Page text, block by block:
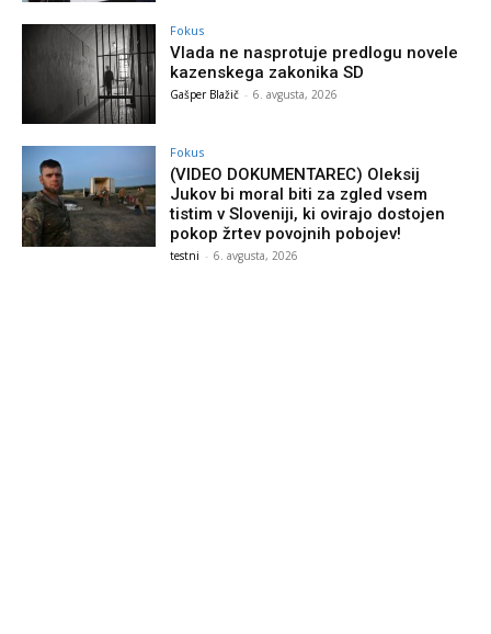
Fokus
Vlada ne nasprotuje predlogu novele
kazenskega zakonika SD
Gašper Blažič - 6. avgusta, 2026
Fokus
(VIDEO DOKUMENTAREC) Oleksij
Jukov bi moral biti za zgled vsem
tistim v Sloveniji, ki ovirajo dostojen
pokop žrtev povojnih pobojev!
testni - 6. avgusta, 2026